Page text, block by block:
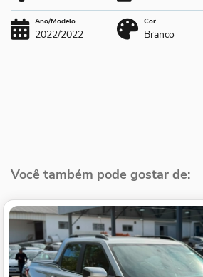
Ano/Modelo
2022/2022
Cor
Branco
Você também pode gostar de: